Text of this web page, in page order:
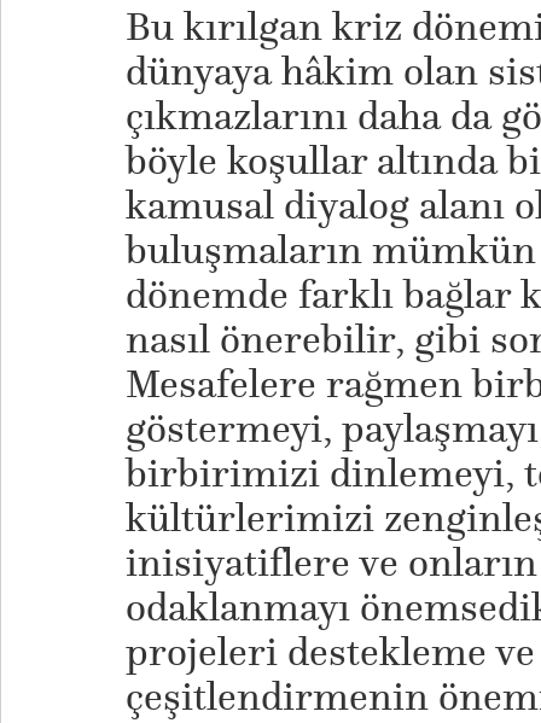
​Bu kırılgan kriz dönemi
dünyaya hâkim olan
çıkmazlarını daha da
böyle koşullar altında
kamusal diyalog alanı
buluşmaların mümkün
dönemde farklı bağlar
nasıl önerebilir, gibi
Mesafelere rağmen
göstermeyi,
birbirimizi dinlemeyi,
kültürlerimizi
inisiyatiflere ve
odaklanmayı
projeleri destekleme
çeşitlendirmenin